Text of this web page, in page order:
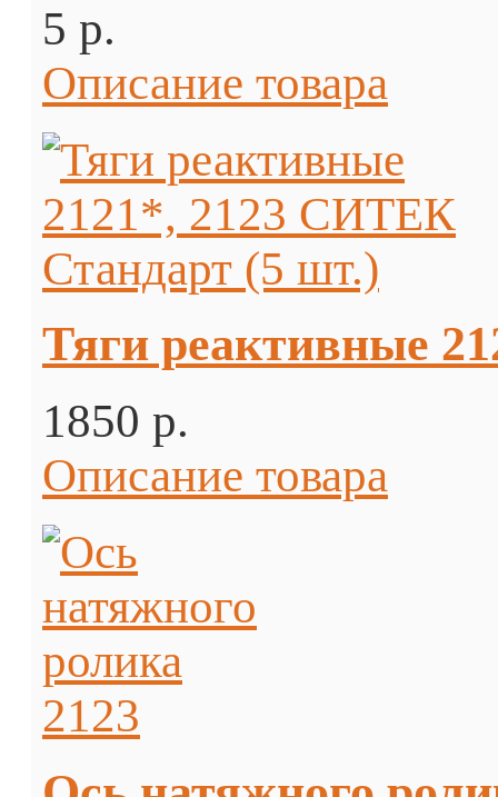
5 p.
Описание товара
Тяги реактивные
1850 p.
Описание товара